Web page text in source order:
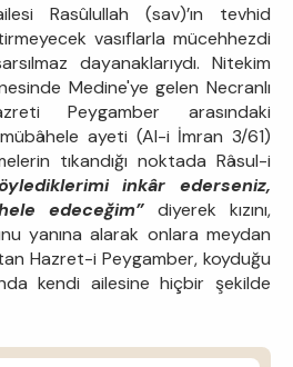
Rasûlullah (sav)’ın tevhid
vasıflarla mücehhezdi
dayanaklarıydı. Nitekim
Medine'ye gelen Necranlı
Peygamber arasındaki
mübâhele ayeti (Al-i İmran 3/61)
tıkandığı noktada Râsul-i
inkâr ederseniz,
edeceğim” diyerek kızını,
yanına alarak onlara meydan
Hazret-i Peygamber, koyduğu
kendi ailesine hiçbir şekilde